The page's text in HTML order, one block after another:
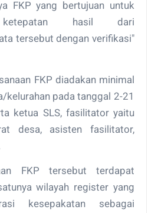
FKP yang bertujuan untuk
ketepatan hasil dari
tersebut dengan verifikasi"
FKP diadakan minimal
kelurahan pada tanggal 2-21
ketua SLS, fasilitator yaitu
desa, asisten fasilitator,
FKP tersebut terdapat
wilayah register yang
kesepakatan sebagai